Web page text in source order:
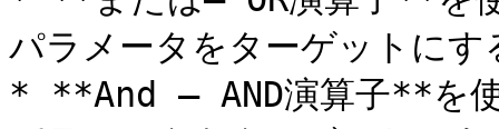
パラメータをターゲットに
* **And – AND演算子**を使